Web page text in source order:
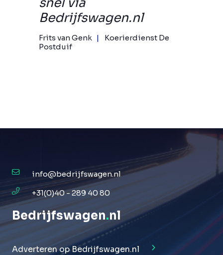
Bedrijfswagen.nl
Frits van Genk
Koerierdienst De
Postduif
info@bedrijfswagen.nl
+31(0)40 - 289 40 80
Bedrijfswagen.nl
Adverteren op Bedrijfswagen.nl